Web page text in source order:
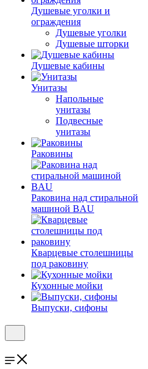
Душевые уголки и
ограждения
Душевые уголки
Душевые шторки
Душевые кабины
Унитазы
Напольные
унитазы
Подвесные
унитазы
Раковины
Раковина над стиральной
машиной BAU
Кварцевые столешницы
под раковину
Кухонные мойки
Выпуски, сифоны